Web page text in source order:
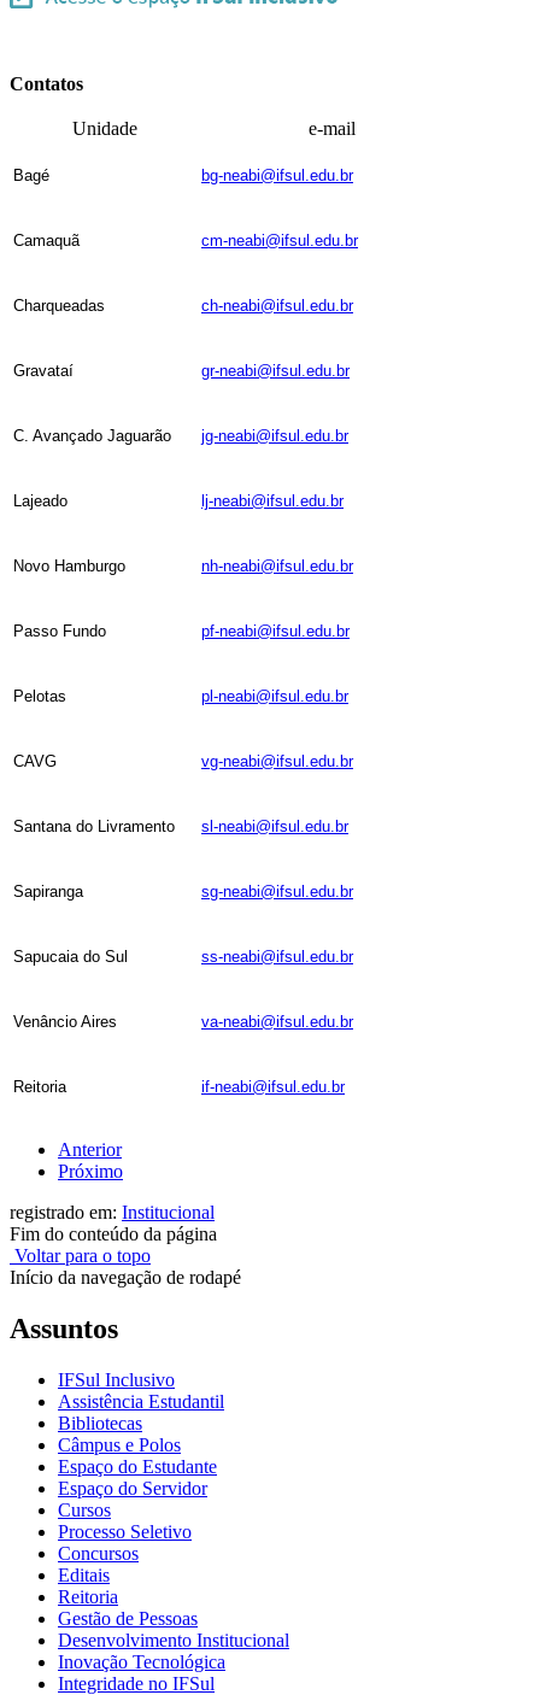
Contatos
Unidade e-mail
Bagé bg-neabi@ifsul.edu.br
Camaquã cm-neabi@ifsul.edu.br
Charqueadas ch-neabi@ifsul.edu.br
Gravataí gr-neabi@ifsul.edu.br
C. Avançado Jaguarão jg-neabi@ifsul.edu.br
Lajeado lj-neabi@ifsul.edu.br
Novo Hamburgo nh-neabi@ifsul.edu.br
Passo Fundo pf-neabi@ifsul.edu.br
Pelotas pl-neabi@ifsul.edu.br
CAVG vg-neabi@ifsul.edu.br
Santana do Livramento sl-neabi@ifsul.edu.br
Sapiranga sg-neabi@ifsul.edu.br
Sapucaia do Sul ss-neabi@ifsul.edu.br
Venâncio Aires va-neabi@ifsul.edu.br
Reitoria if-neabi@ifsul.edu.br
Anterior
Próximo
registrado em: Institucional
Fim do conteúdo da página
Voltar para o topo
Início da navegação de rodapé
Assuntos
IFSul Inclusivo
Assistência Estudantil
Bibliotecas
Câmpus e Polos
Espaço do Estudante
Espaço do Servidor
Cursos
Processo Seletivo
Concursos
Editais
Reitoria
Gestão de Pessoas
Desenvolvimento Institucional
Inovação Tecnológica
Integridade no IFSul